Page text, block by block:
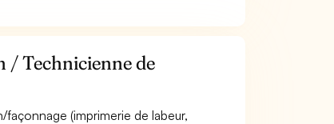
/ Technicienne de
(imprimerie de labeur,